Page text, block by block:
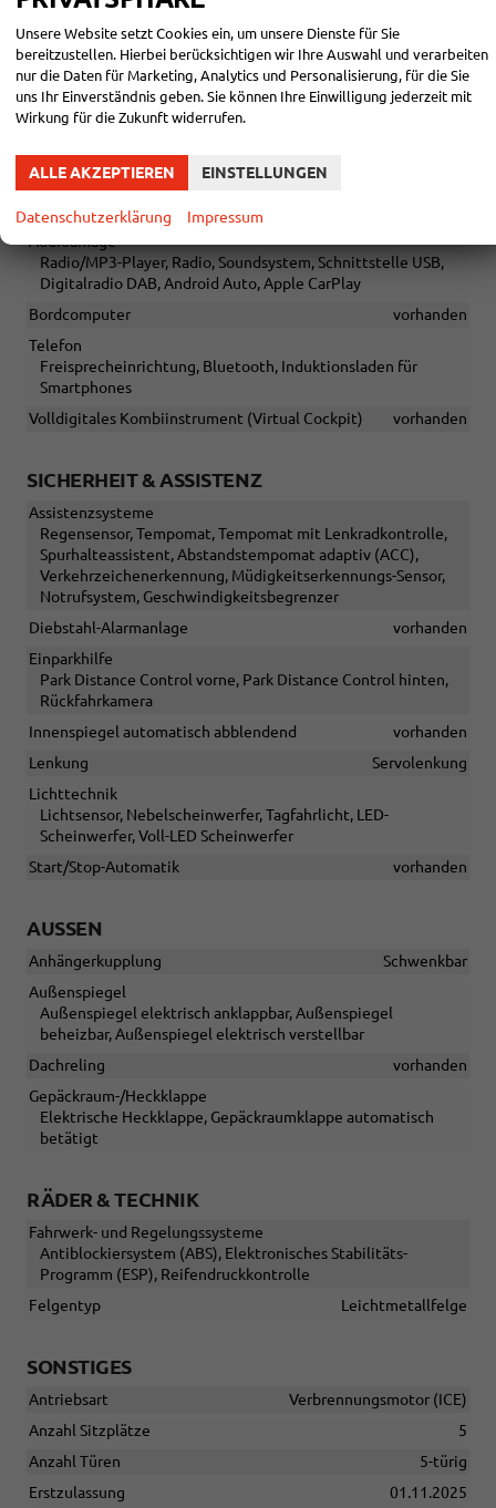
Sitze
Isofix (Kindersitzbefestigung), Rücksitzbank hinten geteilt,
Sitzheizung, Isofix Beifahrersitz
Sitze: Lordosenstütze
Fahrer
Sitze: Verstellbarkeit
INFOTAINMENT & KOMMUNIKATION
Assistenzsysteme
Audioanlage
Radio/MP3-Player, Radio, Soundsystem, Schnittstelle USB,
Digitalradio DAB, Android Auto, Apple CarPlay
Bordcomputer
vorhanden
Telefon
Freisprecheinrichtung, Bluetooth, Induktionsladen für
Smartphones
Volldigitales Kombiinstrument (Virtual Cockpit)
vorhanden
SICHERHEIT & ASSISTENZ
Assistenzsysteme
Regensensor, Tempomat, Tempomat mit Lenkradkontrolle,
Spurhalteassistent, Abstandstempomat adaptiv (ACC),
Verkehrzeichenerkennung, Müdigkeitserkennungs-Sensor,
Notrufsystem, Geschwindigkeitsbegrenzer
Diebstahl-Alarmanlage
vorhanden
Einparkhilfe
Park Distance Control vorne, Park Distance Control hinten,
Rückfahrkamera
Innenspiegel automatisch abblendend
vorhanden
Lenkung
Servolenkung
Lichttechnik
Lichtsensor, Nebelscheinwerfer, Tagfahrlicht, LED-
Scheinwerfer, Voll-LED Scheinwerfer
Start/Stop-Automatik
vorhanden
AUSSEN
Anhängerkupplung
Schwenkbar
Außenspiegel
Außenspiegel elektrisch anklappbar, Außenspiegel
beheizbar, Außenspiegel elektrisch verstellbar
Dachreling
vorhanden
Gepäckraum-/Heckklappe
Elektrische Heckklappe, Gepäckraumklappe automatisch
betätigt
RÄDER & TECHNIK
Fahrwerk- und Regelungssysteme
Antiblockiersystem (ABS), Elektronisches Stabilitäts-
Programm (ESP), Reifendruckkontrolle
Felgentyp
Leichtmetallfelge
SONSTIGES
Antriebsart
Verbrennungsmotor (ICE)
Anzahl Sitzplätze
5
Anzahl Türen
5-türig
Erstzulassung
01.11.2025
Unsere Website setzt Cookies ein, um unsere Dienste für Sie
bereitzustellen. Hierbei berücksichtigen wir Ihre Auswahl und verarbeiten
nur die Daten für Marketing, Analytics und Personalisierung, für die Sie
uns Ihr Einverständnis geben. Sie können Ihre Einwilligung jederzeit mit
Wirkung für die Zukunft widerrufen.
ALLE AKZEPTIEREN EINSTELLUNGEN
Datenschutzerklärung Impressum